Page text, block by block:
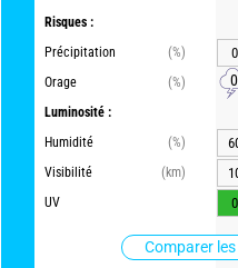
Risques :
Précipitation
(%)
Orage
(%)
Luminosité :
Humidité
(%)
Visibilité
(km)
UV
Comparer
0
0
0